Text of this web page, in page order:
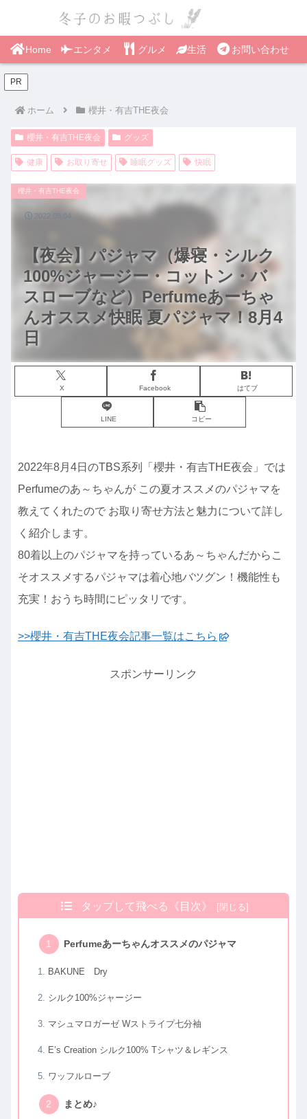
Home エンタメ グルメ 生活 お問い合わせ
PR
ホーム 櫻井・有吉THE夜会
櫻井・有吉THE夜会 グッズ
健康 お取り寄せ 睡眠グッズ 快眠
【夜会】パジャマ（爆寝・シルク
100%ジャージー・コットン・バ
スローブなど）Perfumeあーちゃ
んオススメ快眠 夏パジャマ！8月4
日
櫻井・有吉THE夜会
X Facebook はてブ
LINE コピー
2022.08.04
2022年8月4日のTBS系列「櫻井・有吉THE夜会」では
Perfumeのあ～ちゃんが この夏オススメのパジャマを
教えてくれたので お取り寄せ方法と魅力について詳し
く紹介します。
80着以上のパジャマを持っているあ～ちゃんだからこ
そオススメするパジャマは着心地バツグン！機能性も
充実！おうち時間にピッタリです。
>>櫻井・有吉THE夜会記事一覧はこちら
スポンサーリンク
タップして飛べる《目次》
Perfumeあーちゃんオススメのパジャマ
BAKUNE Dry
シルク100%ジャージー
マシュマロガーゼ Wストライプ七分袖
E’s Creation シルク100% Tシャツ＆レギンス
ワッフルローブ
まとめ♪